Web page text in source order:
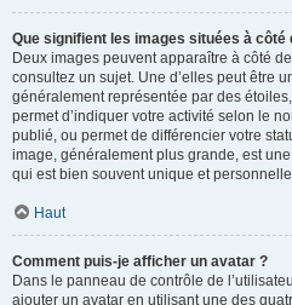
Que signifient les images situées à côté
Deux images peuvent apparaître à côté
consultez un sujet. Une d’elles peut être
généralement représentée par des
permet d’indiquer votre activité selon le
publié, ou permet de différencier votre
image, généralement plus grande, est
qui est bien souvent unique et
Haut
Comment puis-je afficher un avatar ?
Dans le panneau de contrôle de
ajouter un avatar en utilisant une des